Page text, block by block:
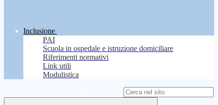
Inclusione
PAI
Scuola in ospedale e istruzione domiciliare
Riferimenti normativi
Link utili
Modulistica